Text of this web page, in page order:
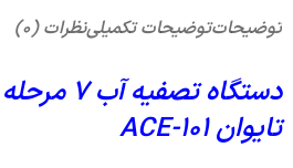
توضیحاتتوضیحات تکمیلینظرات (۰)
دستگاه
تایوان ACE-۱۰۱